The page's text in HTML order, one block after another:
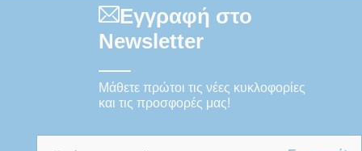
Εγγραφή στο
Newsletter
Μάθετε πρώτοι τις νέες κυκλοφορίες
και τις προσφορές μας!